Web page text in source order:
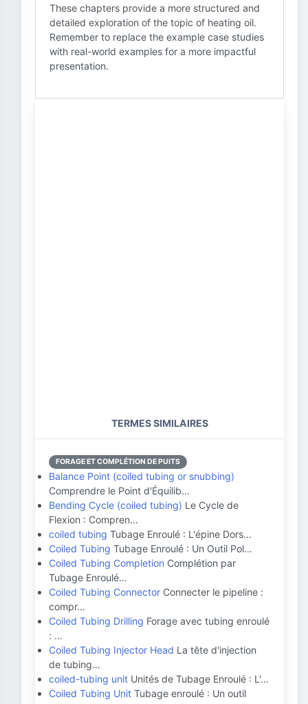
These chapters provide a more structured and
detailed exploration of the topic of heating oil.
Remember to replace the example case studies
with real-world examples for a more impactful
presentation.
TERMES SIMILAIRES
FORAGE ET COMPLÉTION DE PUITS
Balance Point (coiled tubing or snubbing)
Comprendre le Point d'Équilib…
Bending Cycle (coiled tubing) Le Cycle de
Flexion : Compren…
coiled tubing Tubage Enroulé : L'épine Dors…
Coiled Tubing Tubage Enroulé : Un Outil Pol…
Coiled Tubing Completion Complétion par
Tubage Enroulé…
Coiled Tubing Connector Connecter le pipeline :
compr…
Coiled Tubing Drilling Forage avec tubing enroulé
: …
Coiled Tubing Injector Head La tête d'injection
de tubing…
coiled-tubing unit Unités de Tubage Enroulé : L'…
Coiled Tubing Unit Tubage enroulé : Un outil